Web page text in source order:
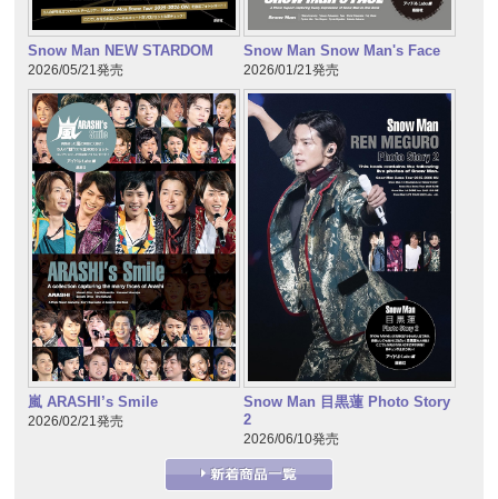
Snow Man NEW STARDOM
2026/05/21発売
Snow Man Snow Man's Face
2026/01/21発売
嵐 ARASHI’s Smile
2026/02/21発売
Snow Man 目黒蓮 Photo Story
2
2026/06/10発売